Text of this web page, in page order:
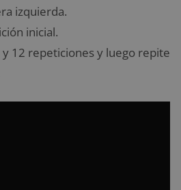
izquierda.
inicial.
y 12 repeticiones y luego repite